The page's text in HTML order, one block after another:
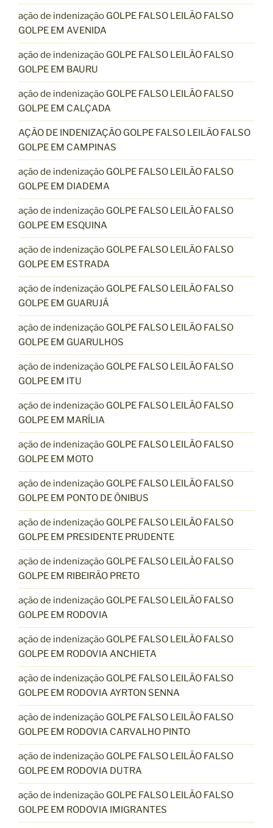
ação de indenização GOLPE FALSO LEILÃO FALSO
GOLPE EM AVENIDA
ação de indenização GOLPE FALSO LEILÃO FALSO
GOLPE EM BAURU
ação de indenização GOLPE FALSO LEILÃO FALSO
GOLPE EM CALÇADA
AÇÃO DE INDENIZAÇÃO GOLPE FALSO LEILÃO FALSO
GOLPE EM CAMPINAS
ação de indenização GOLPE FALSO LEILÃO FALSO
GOLPE EM DIADEMA
ação de indenização GOLPE FALSO LEILÃO FALSO
GOLPE EM ESQUINA
ação de indenização GOLPE FALSO LEILÃO FALSO
GOLPE EM ESTRADA
ação de indenização GOLPE FALSO LEILÃO FALSO
GOLPE EM GUARUJÁ
ação de indenização GOLPE FALSO LEILÃO FALSO
GOLPE EM GUARULHOS
ação de indenização GOLPE FALSO LEILÃO FALSO
GOLPE EM ITU
ação de indenização GOLPE FALSO LEILÃO FALSO
GOLPE EM MARÍLIA
ação de indenização GOLPE FALSO LEILÃO FALSO
GOLPE EM MOTO
ação de indenização GOLPE FALSO LEILÃO FALSO
GOLPE EM PONTO DE ÔNIBUS
ação de indenização GOLPE FALSO LEILÃO FALSO
GOLPE EM PRESIDENTE PRUDENTE
ação de indenização GOLPE FALSO LEILÃO FALSO
GOLPE EM RIBEIRÃO PRETO
ação de indenização GOLPE FALSO LEILÃO FALSO
GOLPE EM RODOVIA
ação de indenização GOLPE FALSO LEILÃO FALSO
GOLPE EM RODOVIA ANCHIETA
ação de indenização GOLPE FALSO LEILÃO FALSO
GOLPE EM RODOVIA AYRTON SENNA
ação de indenização GOLPE FALSO LEILÃO FALSO
GOLPE EM RODOVIA CARVALHO PINTO
ação de indenização GOLPE FALSO LEILÃO FALSO
GOLPE EM RODOVIA DUTRA
ação de indenização GOLPE FALSO LEILÃO FALSO
GOLPE EM RODOVIA IMIGRANTES